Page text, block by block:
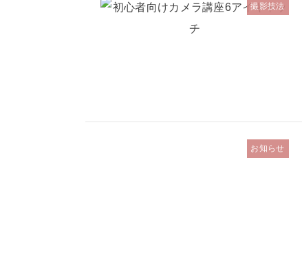
撮影技法
お知らせ